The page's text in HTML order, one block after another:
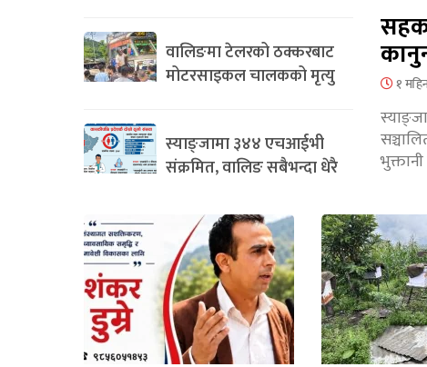
वालिङमा टेलरको ठक्करबाट
मोटरसाइकल चालकको मृत्यु
स्याङ्जामा ३४४ एचआईभी
संक्रमित, वालिङ सबैभन्दा धेरै
१